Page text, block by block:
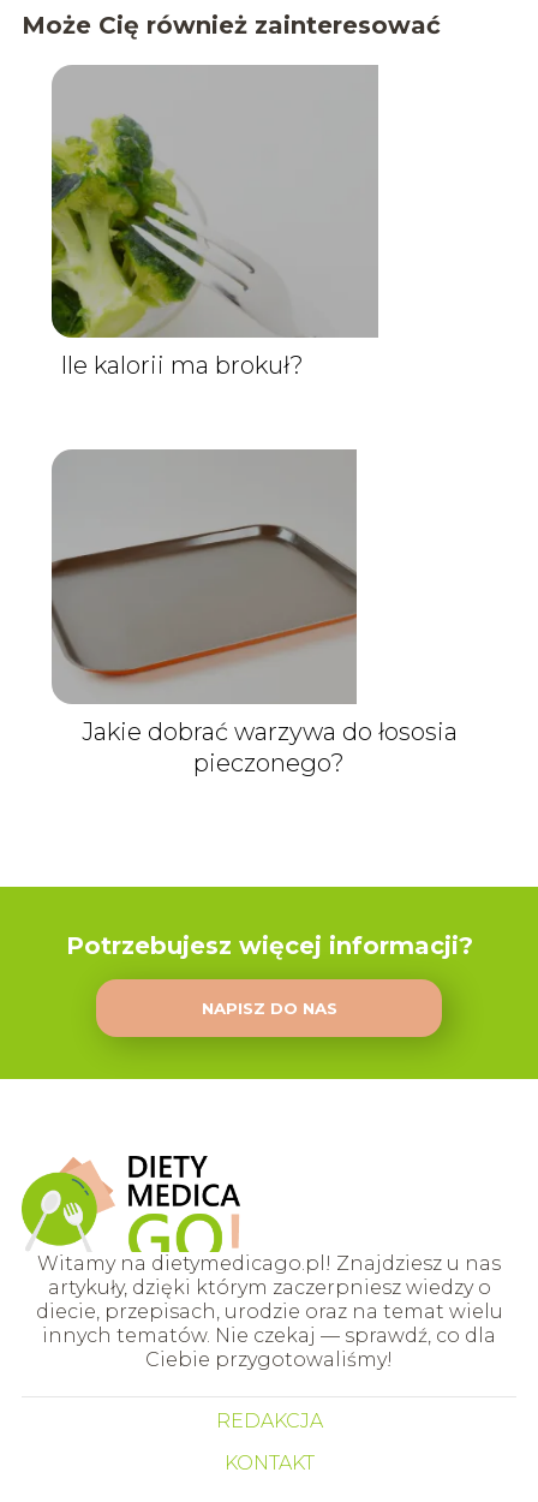
Może Cię również zainteresować
Ile kalorii ma brokuł?
Jakie dobrać warzywa do łososia
pieczonego?
Potrzebujesz więcej informacji?
NAPISZ DO NAS
Witamy na dietymedicago.pl! Znajdziesz u nas
artykuły, dzięki którym zaczerpniesz wiedzy o
diecie, przepisach, urodzie oraz na temat wielu
innych tematów. Nie czekaj — sprawdź, co dla
Ciebie przygotowaliśmy!
REDAKCJA
KONTAKT